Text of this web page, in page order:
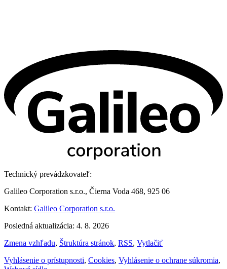
Technický prevádzkovateľ:
Galileo Corporation s.r.o., Čierna Voda 468, 925 06
Kontakt: Galileo Corporation s.r.o.
Posledná aktualizácia: 4. 8. 2026
Zmena vzhľadu, Štruktúra stránok, RSS, Vytlačiť
Vyhlásenie o prístupnosti, Cookies, Vyhlásenie o ochrane súkromia,